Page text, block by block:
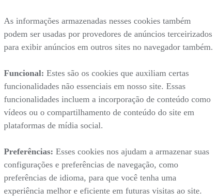
As informações armazenadas nesses cookies também
podem ser usadas por provedores de anúncios terceirizados
para exibir anúncios em outros sites no navegador também.
Funcional: Estes são os cookies que auxiliam certas
funcionalidades não essenciais em nosso site. Essas
funcionalidades incluem a incorporação de conteúdo como
vídeos ou o compartilhamento de conteúdo do site em
plataformas de mídia social.
Preferências: Esses cookies nos ajudam a armazenar suas
configurações e preferências de navegação, como
preferências de idioma, para que você tenha uma
experiência melhor e eficiente em futuras visitas ao site.